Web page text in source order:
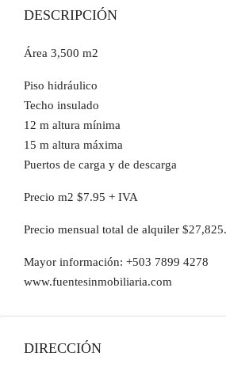
DESCRIPCIÓN
Área 3,500 m2
Piso hidráulico
Techo insulado
12 m altura mínima
15 m altura máxima
Puertos de carga y de descarga
Precio m2 $7.95 + IVA
Precio mensual total de alquiler
Mayor información: +503 7899 4278
www.fuentesinmobiliaria.com
DIRECCIÓN